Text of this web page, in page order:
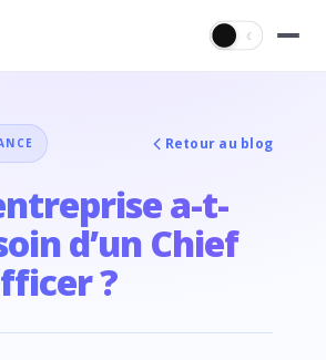
☾
Retour au blog
a-t-
d’un Chief
?